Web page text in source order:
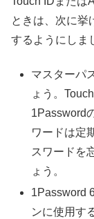
ときは、次に挙
するようにしま
マスターパ
ょう。
1Password
ワードは定
スワードを
ょう。
1Password
ンに使用す